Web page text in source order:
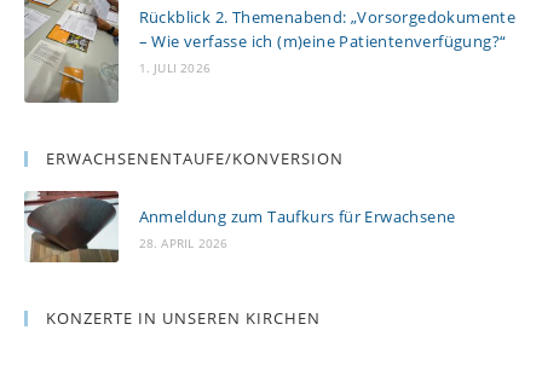
Rückblick 2. Themenabend: „Vorsorgedokumente
– Wie verfasse ich (m)eine Patientenverfügung?“
1. JULI 2026
ERWACHSENENTAUFE/KONVERSION
Anmeldung zum Taufkurs für Erwachsene
28. APRIL 2026
KONZERTE IN UNSEREN KIRCHEN